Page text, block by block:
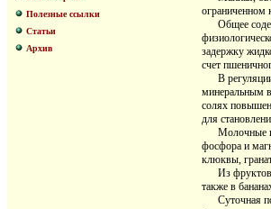
Полезные ссылки
Статьи
Архив
ограниченном
Общее
задержку
счет
В регуляции
минеральным
солях
для
Молочные и
фосфора и
клюквы,
Из фруктов
также в
Суточная